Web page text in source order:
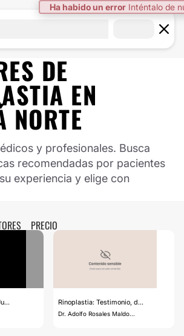
DE
EN
NORTE
y profesionales. Busca
recomendadas por pacientes
experiencia y elige con
PRECIO
Rinoplastia: Testimonio, d...
Dr. Adolfo Rosales Maldo...